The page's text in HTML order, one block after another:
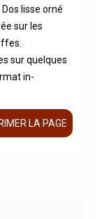
lisse orné
sur les
sur quelques
in-
LA PAGE